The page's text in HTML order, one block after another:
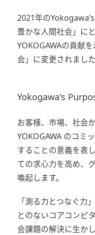
2021年の
豊かな人間社会」に
YOKOGAWAの貢献
会」に変更されました
Yokogawa's
お客様、市場、社会
YOKOGAWA のコミ
することの意義を表
ての求心力を高め、
喚起します。
「測る力とつなぐ力
とのないコアコンピ
会課題の解決に生か